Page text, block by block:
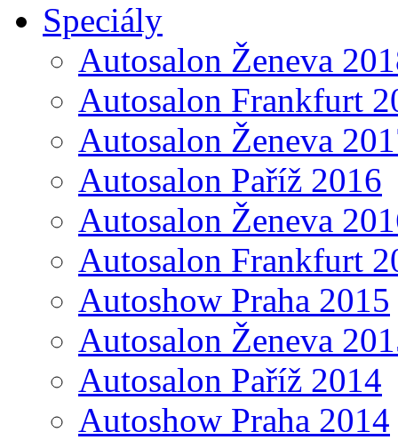
Speciály
Autosalon Ženeva
Autosalon Frankfurt
Autosalon Ženeva
Autosalon Paříž 2016
Autosalon Ženeva
Autosalon Frankfurt
Autoshow Praha 2015
Autosalon Ženeva
Autosalon Paříž 2014
Autoshow Praha 2014